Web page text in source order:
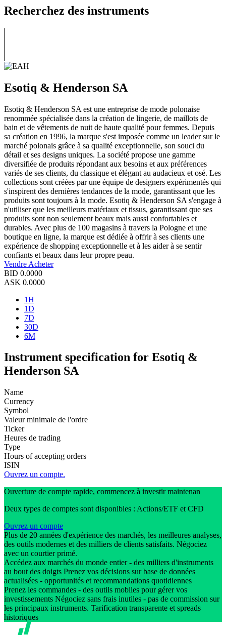
Recherchez des instruments
Esotiq & Henderson SA
Esotiq & Henderson SA est une entreprise de mode polonaise
renommée spécialisée dans la création de lingerie, de maillots de
bain et de vêtements de nuit de haute qualité pour femmes. Depuis
sa création en 1996, la marque s'est imposée comme un leader sur le
marché polonais grâce à sa qualité exceptionnelle, son souci du
détail et ses designs uniques. La société propose une gamme
diversifiée de produits répondant aux besoins et aux préférences
variés de ses clients, du classique et élégant au audacieux et osé. Les
collections sont créées par une équipe de designers expérimentés qui
s'inspirent des dernières tendances de la mode, garantissant que les
produits sont toujours à la mode. Esotiq & Henderson SA s'engage à
n'utiliser que les meilleurs matériaux et tissus, garantissant que ses
produits sont non seulement beaux mais aussi confortables et
durables. Avec plus de 100 magasins à travers la Pologne et une
boutique en ligne, la marque est dédiée à offrir à ses clients une
expérience de shopping exceptionnelle et à les aider à se sentir
confiants et beaux dans leur propre peau.
Vendre Acheter
BID 0.0000
ASK 0.0000
1H
1D
7D
30D
6M
Instrument specification for Esotiq &
Henderson SA
Name
Currency
Symbol
Valeur minimale de l'ordre
Ticker
Heures de trading
Type
Hours of accepting orders
ISIN
Ouvrez un compte.
Ouverture de compte rapide, commencez à investir maintenan
Deux types de comptes sont disponibles : Actions/ETF et CFD
Ouvrez un compte
Plus de 20 années d'expérience des marchés, les meilleures analyses,
des outils modernes et des milliers de clients satisfaits. Négociez
avec un courtier primé.
Accédez aux marchés du monde entier - des milliers d'instruments
au bout des doigts Prenez vos décisions sur base de données
actualisées - opportunités et recommandations quotidiennes
Prenez les commandes - des outils mobiles pour gérer vos
investissements Négociez sans frais inutiles - pas de commission sur
les principaux instruments. Tarification transparente et spreads
historiques